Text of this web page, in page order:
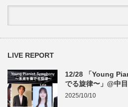
LIVE REPORT
12/28 「Young
でる旋律〜」@中
2025/10/10